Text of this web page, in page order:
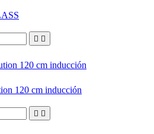
 
120 cm inducción
 